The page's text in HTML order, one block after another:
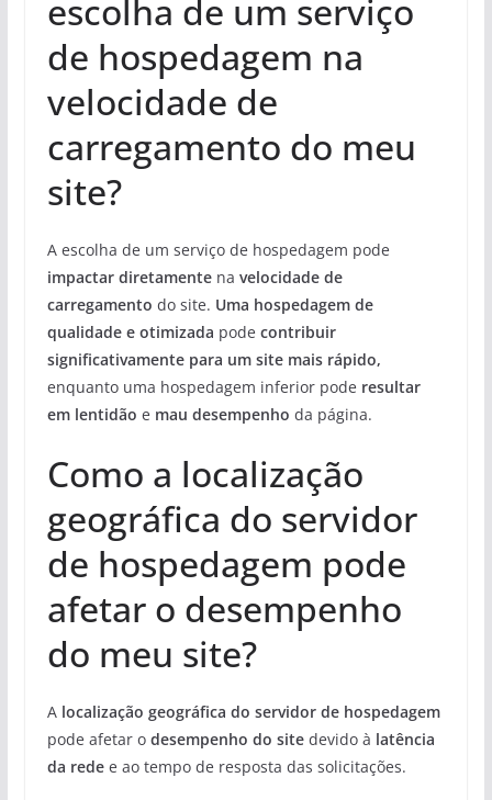
escolha de um serviço
de hospedagem na
velocidade de
carregamento do meu
site?
A escolha de um serviço de hospedagem pode
impactar diretamentena velocidade de
carregamento do site. Uma hospedagem de
qualidade e otimizada pode contribuir
significativamente para um site mais rápido,
enquanto uma hospedagem inferior pode resultar
em lentidão e mau desempenho da página.
Como a localização
geográfica do servidor
de hospedagem pode
afetar o desempenho
do meu site?
A localização geográfica do servidor de hospedagem
pode afetar o desempenho do sitedevido à latência
da redee ao tempo de resposta das solicitações.